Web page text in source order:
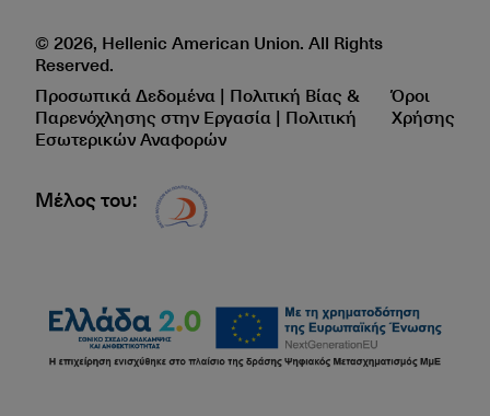
© 2026, Hellenic American Union. All Rights
Reserved.
Προσωπικά Δεδομένα | Πολιτική Βίας &
Παρενόχλησης στην Εργασία | Πολιτική
Εσωτερικών Αναφορών
Όροι
Χρήσης
Μέλος του: